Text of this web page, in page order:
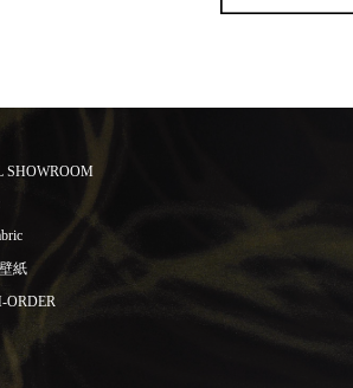
SHOWROOM
紙
ORDER